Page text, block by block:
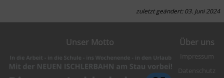
zuletzt geändert: 03. Juni 2024
Unser Motto Über uns
Impressum
Datenschutz